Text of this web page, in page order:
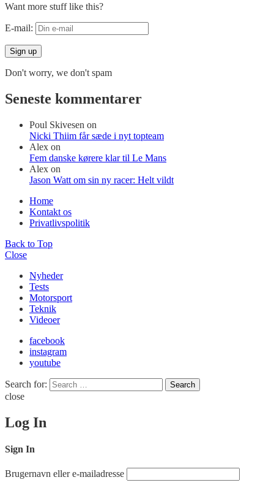
Want more stuff like this?
E-mail:
Don't worry, we don't spam
Seneste kommentarer
Poul Skivesen on
Nicki Thiim får sæde i nyt topteam
Alex on
Fem danske kørere klar til Le Mans
Alex on
Jason Watt om sin ny racer: Helt vildt
Home
Kontakt os
Privatlivspolitik
Back to Top
Close
Nyheder
Tests
Motorsport
Teknik
Videoer
facebook
instagram
youtube
Search for: Search
close
Log In
Sign In
Brugernavn eller e-mailadresse